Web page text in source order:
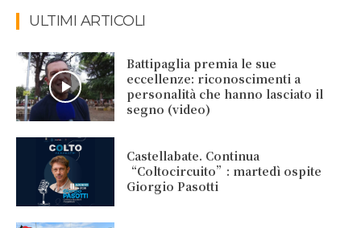
ULTIMI ARTICOLI
Battipaglia premia le sue
eccellenze: riconoscimenti a
personalità che hanno lasciato il
segno (video)
Castellabate. Continua
“Coltocircuito”: martedì ospite
Giorgio Pasotti